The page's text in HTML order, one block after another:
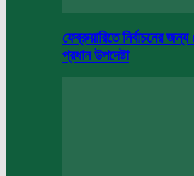
ফেব্রুয়ারিতে নির্বাচনের
প্রধান উপদেষ্টা